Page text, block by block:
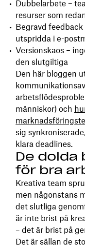
Dubbelarbete –
resurser som
Begravd
utspridda i e-
Versionskaos –
den slutgiltiga
Den här bloggen
människor) och
sig
klara deadlines.
De dolda
för bra
Kreativa team
men någonstans
det slutliga
är inte brist på
– det är brist på
Det är sällan de